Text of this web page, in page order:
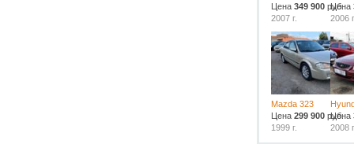
Цена 349 900 руб.
2007 г.
Цена
2006
Mazda 323
Цена 299 900 руб.
1999 г.
Цена
2008